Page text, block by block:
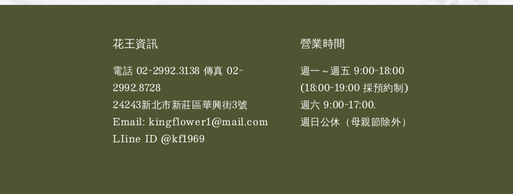
花王資訊
電話 02-2992.3138 傳真 02-
2992.8728
24243新北市新莊區華興街3號
Email: kingflower1@mail.com
LIine ID @kf1969
營業時間
週一～週五 9:00-18:00
(18:00-19:00 採預約制)
週六 9:00-17:00. ​​
週日公休（母親節除外）